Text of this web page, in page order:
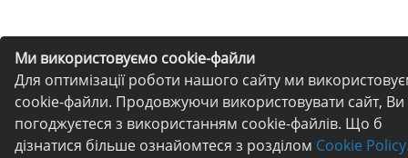
Ми використовуємо cookie-файли
Для оптимізації роботи нашого сайту ми
cookie-файли. Продовжуючи використовувати сайт, Ви
погоджуєтеся з використанням cookie-файлів. Що б
дізнатися більше ознайомтеся з розділом Cookie